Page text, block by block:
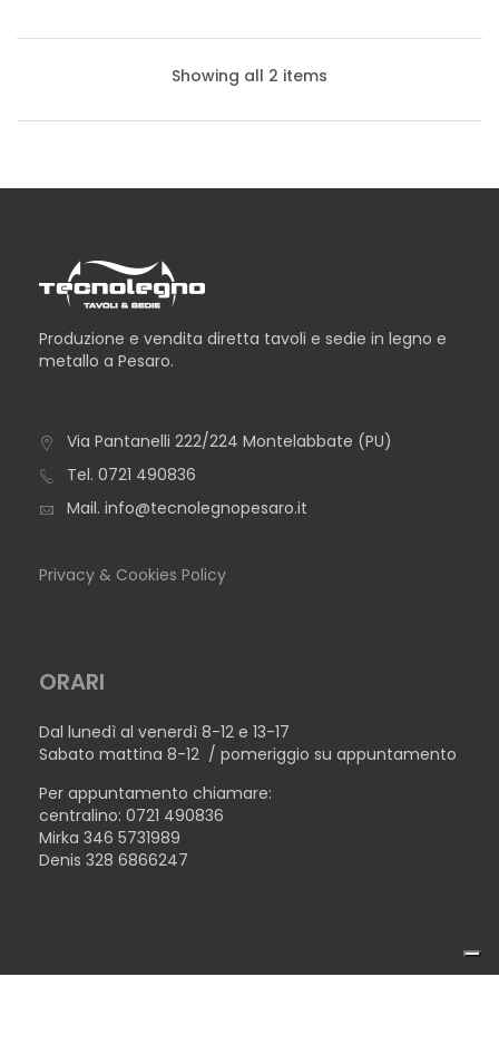
TAVOLO ALMERIA
Showing all 2 items
Produzione e vendita diretta tavoli e sedie in legno e
metallo a Pesaro.
Via Pantanelli 222/224 Montelabbate (PU)
Tel. 0721 490836
Mail. info@tecnolegnopesaro.it
Privacy & Cookies Policy
ORARI
Dal lunedì al venerdì 8-12 e 13-17
Sabato mattina 8-12 / pomeriggio su appuntamento
Per appuntamento chiamare:
centralino: 0721 490836
Mirka 346 5731989
Denis 328 6866247